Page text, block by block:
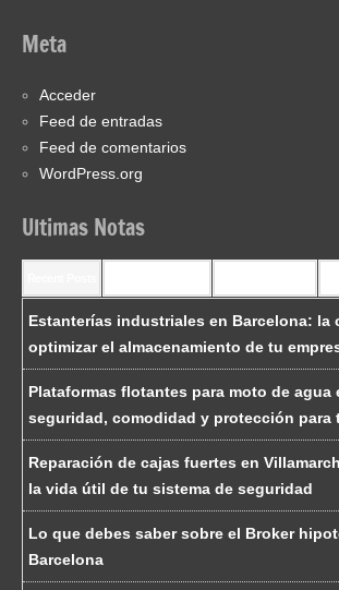
Meta
Acceder
Feed de entradas
Feed de comentarios
WordPress.org
Ultimas Notas
Estanterías industriales en Barcelona: la
optimizar el almacenamiento de tu
Plataformas flotantes para moto de agua
seguridad, comodidad y protección para
Reparación de cajas fuertes en
la vida útil de tu sistema de seguridad
Lo que debes saber sobre el Broker
Barcelona